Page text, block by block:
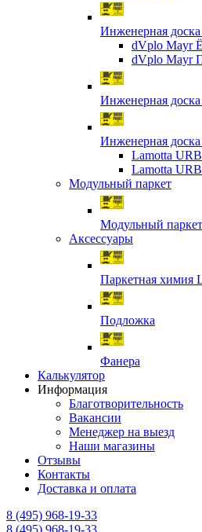
Инженерная
dVplo Mayr
dVplo Mayr
Инженерная
Инженерная
Lamotta
Lamotta
Модульный паркет
Модульный
Аксессуары
Паркетная химия
Подложка
Фанера
Калькулятор
Информация
Благотворительность
Вакансии
Менеджер на выезд
Наши магазины
Отзывы
Контакты
Доставка и оплата
8 (495) 968-19-33
8 (495) 968-19-33